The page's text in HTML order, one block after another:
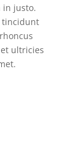
in justo.
tincidunt
ultricies